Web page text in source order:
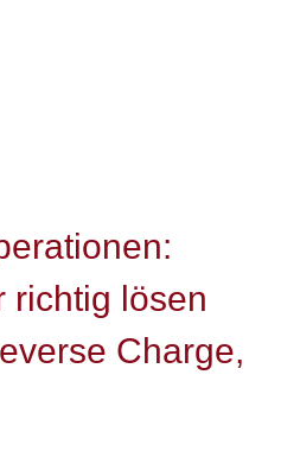
richtig lösen
Charge,